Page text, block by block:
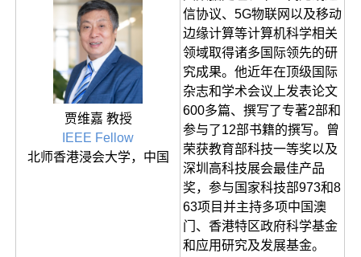
贾维嘉 教授
IEEE Fellow
北师香港浸会大学，中国
信协议、5G物联网以及移动
边缘计算等计算机科学相关
领域取得诸多国际领先的研
究成果。他近年在顶级国际
杂志和学术会议上发表论文
600多篇、撰写了专著2部和
参与了12部书籍的撰写。曾
荣获教育部科技一等奖以及
深圳高科技展会最佳产品
奖，参与国家科技部973和8
63项目并主持多项中国澳
门、香港特区政府科学基金
和应用研究及发展基金。